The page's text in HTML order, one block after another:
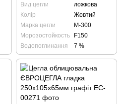
Вид цегли
ложкова
Колір
Жовтий
Марка цегли
М-300
Морозостойкость
F150
Водопоглинання
7 %